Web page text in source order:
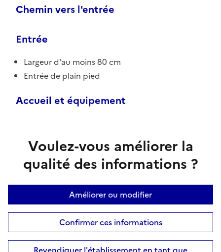
Chemin vers l'entrée
Entrée
Largeur d'au moins 80 cm
Entrée de plain pied
Accueil et équipement
Voulez-vous améliorer la
qualité des informations ?
Améliorer ou modifier
Confirmer ces informations